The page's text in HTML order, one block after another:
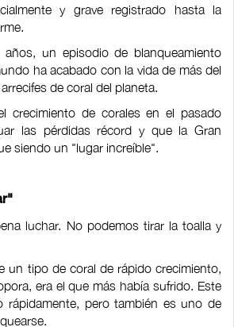
y grave registrado hasta la
un episodio de blanqueamiento
ha acabado con la vida de más del
de coral del planeta.
crecimiento de corales en el pasado
las pérdidas récord y que la Gran
siendo un "lugar increíble".
luchar. No podemos tirar la toalla y
un tipo de coral de rápido crecimiento,
era el que más había sufrido. Este
rápidamente, pero también es uno de